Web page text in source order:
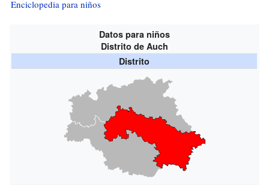
Enciclopedia para niños
Datos para niños
Distrito de Auch
Distrito